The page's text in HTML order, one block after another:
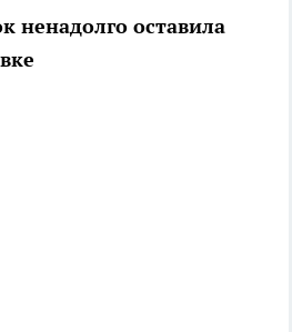
ненадолго оставила